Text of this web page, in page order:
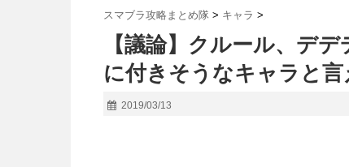
スマブラ攻略まとめ隊 > キャラ >
【議論】クルール、デ
に付きそうなキャラと言
2019/03/13